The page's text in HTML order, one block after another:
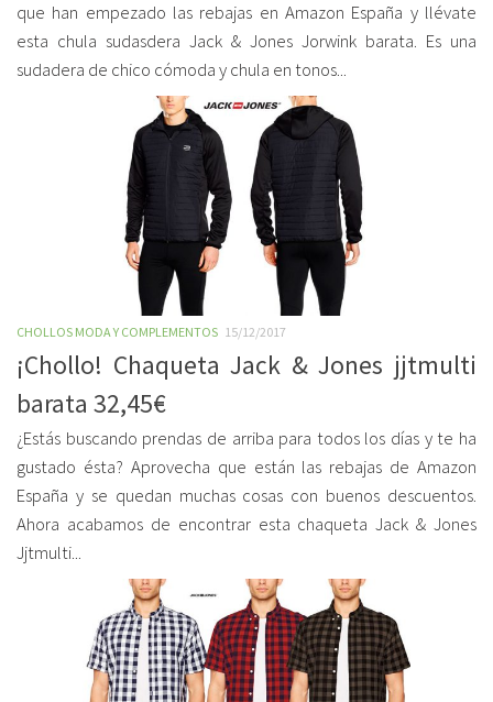
que han empezado las rebajas en Amazon España y llévate
esta chula sudasdera Jack & Jones Jorwink barata. Es una
sudadera de chico cómoda y chula en tonos...
CHOLLOS MODA Y COMPLEMENTOS 15/12/2017
¡Chollo! Chaqueta Jack & Jones jjtmulti
barata 32,45€
¿Estás buscando prendas de arriba para todos los días y te ha
gustado ésta? Aprovecha que están las rebajas de Amazon
España y se quedan muchas cosas con buenos descuentos.
Ahora acabamos de encontrar esta chaqueta Jack & Jones
Jjtmulti...